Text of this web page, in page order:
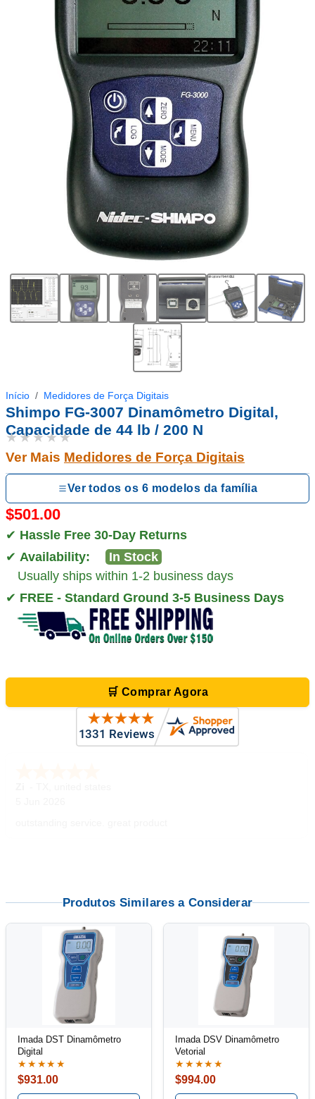
Início Medidores de Força Digitais
Shimpo FG-3007 Dinamômetro Digital,
Capacidade de 44 lb / 200 N
★★★★★
Ver Mais Medidores de Força Digitais
Ver todos os 6 modelos da família
$501.00
✔ Hassle Free 30-Day Returns
✔ Availability:
In Stock
Usually ships within 1-2 business days
✔ FREE - Standard Ground 3-5 Business Days
🛒 Comprar Agora
Produtos Similares a Considerar
Imada DST Dinamômetro
Digital
★★★★★
$931.00
Imada DSV Dinamômetro
Vetorial
★★★★★
$994.00